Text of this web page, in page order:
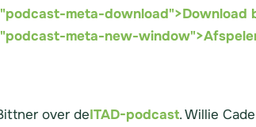
meta-download">Download
meta-new-
over deITAD-podcast. Willie